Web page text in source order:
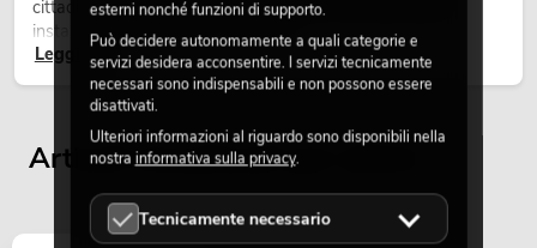
cittadine, concerti open-air, allestimenti architetturali e
installazioni temporanee all’esterno.
Leggi ora
Articoli visualizzati per ultimi
esterni nonché funzioni di supporto.
Può decidere autonomamente a quali categorie e
servizi desidera acconsentire. I servizi tecnicamente
necessari sono indispensabili e non possono essere
disattivati.
Ulteriori informazioni al riguardo sono disponibili nella
nostra informativa sulla privacy.
Tecnicamente necessario